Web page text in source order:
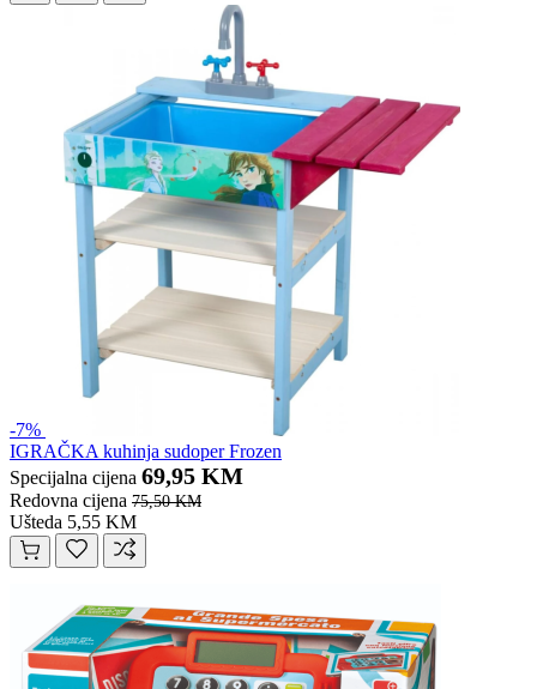
-7%
IGRAČKA kuhinja sudoper Frozen
Specijalna cijena 69,95 KM
Redovna cijena 75,50 KM
Ušteda 5,55 KM